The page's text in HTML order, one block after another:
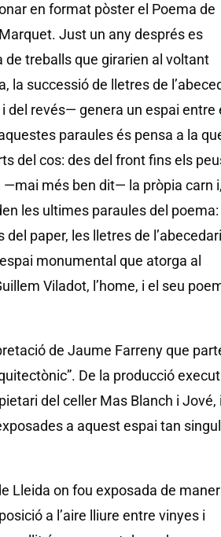
en format pòster el Poema de
Just un any després es
de treballs que girarien al voltant
la successió de lletres de
del revés— genera un espai entre
paraules és pensa a la
del cos: des del front fins els
més ben dit— la pròpia carn i,
les ultimes paraules del poema:
paper, les lletres de
monumental que atorga al
Viladot, l’home, i el seu
de Jaume Farreny que
De la producció
del celler Mas Blanch i Jové, i
a aquest espai tan
Lleida on fou exposada de
a l’aire lliure entre vinyes i